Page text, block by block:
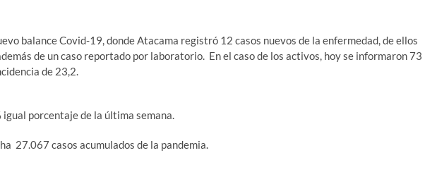
balance Covid-19, donde Atacama registró 12 casos nuevos de la enfermedad, de ellos
de un caso reportado por laboratorio. En el caso de los activos, hoy se informaron 73
de 23,2.
porcentaje de la última semana.
27.067 casos acumulados de la pandemia.